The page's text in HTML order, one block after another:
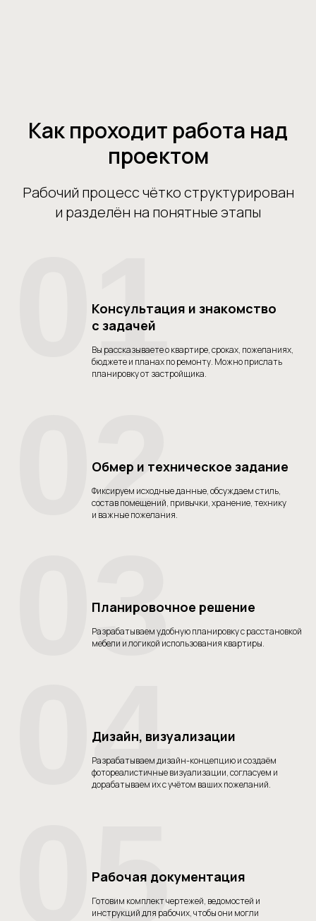
Как проходит работа над
проектом
Рабочий процесс чётко структурирован
и разделён на понятные этапы
Консультация и знакомство
с задачей
Вы рассказываете о квартире, сроках, пожеланиях,
бюджете и планах по ремонту. Можно прислать
планировку от застройщика.
01
Обмер и техническое задание
Фиксируем исходные данные, обсуждаем стиль,
состав помещений, привычки, хранение, технику
и важные пожелания.
02
Планировочное решение
Разрабатываем удобную планировку с расстановкой
мебели и логикой использования квартиры.
03
Дизайн, визуализации
Разрабатываем дизайн-концепцию и создаём
фотореалистичные визуализации, согласуем и
дорабатываем их с учётом ваших пожеланий.
04
Рабочая документация
Готовим комплект чертежей, ведомостей и
инструкций для рабочих, чтобы они могли
05